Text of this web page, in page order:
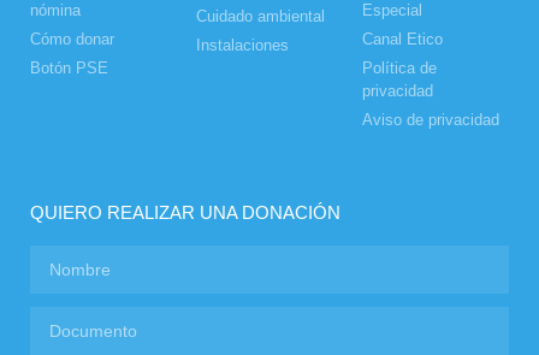
nómina
Cómo donar
Botón PSE
Cuidado ambiental
Instalaciones
Especial
Canal Etico
Política de
privacidad
Aviso de privacidad
QUIERO REALIZAR UNA DONACIÓN